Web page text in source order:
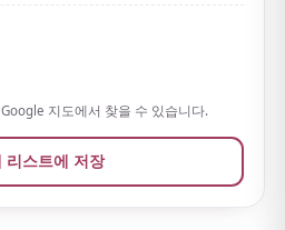
미용 성분을 배합해 목욕 후 피
는 것도 스킨케어 브랜드다운
감촉이 됩니다.
패키지 디자인도 세련되었습
부터 살 수 있어, 가볍게 사 보거
네기에도 좋습니다.
지도에서 찾을 수 있습니다.
스트에 저장